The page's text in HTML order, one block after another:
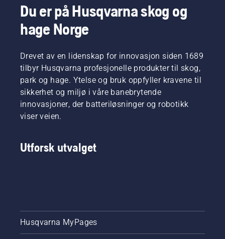
fagfolkene
innen
skogbruk
og
i deres
respektive
land. De
utgjør
vårt H-
Team.
Og det er
aller
Du er på Husqvarna skog og
hage Norge
Drevet av en lidenskap for innovasjon siden 1689
tilbyr Husqvarna profesjonelle produkter til skog,
park og hage. Ytelse og bruk oppfyller kravene til
sikkerhet og miljø i våre banebrytende
innovasjoner, der batteriløsninger og robotikk
viser veien.
Utforsk utvalget
Husqvarna MyPages